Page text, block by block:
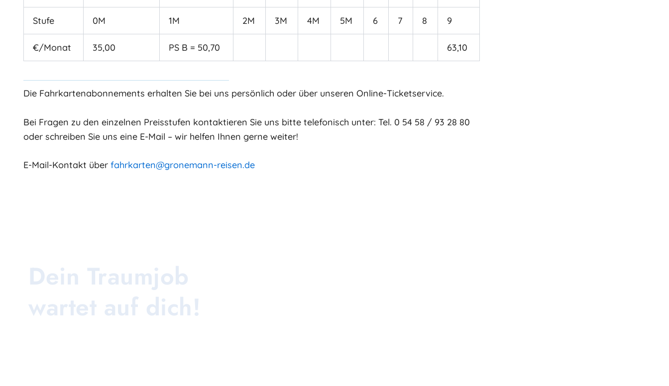
Stufe 0M 1M 2M 3M 4M 5M 6 7 8 9
€/Monat 35,00 PS B = 50,70 63,10
Die Fahrkartenabonnements erhalten Sie bei uns persönlich oder über unseren Online-Ticketservice.
Bei Fragen zu den einzelnen Preisstufen kontaktieren Sie uns bitte telefonisch unter: Tel. 0 54 58 / 93 28 80
oder schreiben Sie uns eine E-Mail – wir helfen Ihnen gerne weiter!
E-Mail-Kontakt über fahrkarten@gronemann-reisen.de
Dein Traumjob
wartet auf dich!